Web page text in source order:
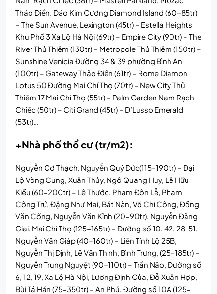
Thảo Điền, Đảo Kim Cương Diamond Island (60-85tr)
– The Sun Avenue, Lexington (45tr) – Estella Heights
Khu Phố 3 Xa Lộ Hà Nội (69tr) – Empire City (90tr) – The
River Thủ Thiêm (130tr) – Metropole Thủ Thiêm (150tr) –
Sunshine Venicia Đường 34 & 39 phường Bình An
(100tr) – Gateway Thảo Điền (61tr) – Rome Diamon
Lotus 50 Đường Mai Chí Thọ (70tr) – New City Thủ
Thiêm 17 Mai Chí Thọ (55tr) – Palm Garden Nam Rạch
Chiếc (50tr) – Citi Grand (45tr) – D’Lusso Emerald
(53tr)…
+Nhà phố thổ cư (tr/m2):
Nguyễn Cơ Thạch, Nguyễn Quý Đức(115-190tr) – Đại
Lộ Vòng Cung, Xuân Thủy, Ngô Quang Huy, Lê Hữu
Kiều (60-200tr) – Lê Thước, Phạm Đôn Lễ, Phạm
Công Trứ, Đặng Như Mai, Bát Nàn, Võ Chí Công, Đồng
Văn Cống, Nguyễn Văn Kỉnh (20-90tr), Nguyễn Đăng
Giai, Mai Chí Thọ (125-165tr) – Đường số 10, 42, 28, 51,
Nguyễn Văn Giáp (40-160tr) – Liên Tỉnh Lộ 25B,
Nguyễn Thị Định, Lê Văn Thịnh, Bình Trưng, (25-185tr) –
Nguyễn Trung Nguyệt (90-110tr) – Trần Não, Đường số
6, 12, 19, Xa Lộ Hà Nội, Lương Định Của, Đỗ Xuân Hợp,
Bùi Tá Hán (75-350tr) – An Phú, Đường số 10A (125-